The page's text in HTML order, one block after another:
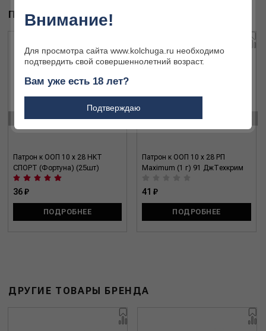
ПОХОЖИЕ ТОВАРЫ
Патрон к ООП 10 x 28 НКТ
СПОРТ (Фортуна) (25шт)
36 ₽
ПОДРОБНЕЕ
Патрон к ООП 10 x 28 РП
Maximum (1 г) 91 ДжТехкрим
41 ₽
ПОДРОБНЕЕ
ДРУГИЕ ТОВАРЫ БРЕНДА
Внимание!
Для просмотра сайта www.kolchuga.ru необходимо
подтвердить свой совершеннолетний возраст.
Вам уже есть 18 лет?
Подтверждаю